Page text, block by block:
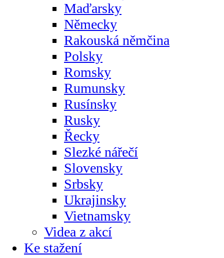
Maďarsky
Německy
Rakouská němčina
Polsky
Romsky
Rumunsky
Rusínsky
Rusky
Řecky
Slezké nářečí
Slovensky
Srbsky
Ukrajinsky
Vietnamsky
Videa z akcí
Ke stažení